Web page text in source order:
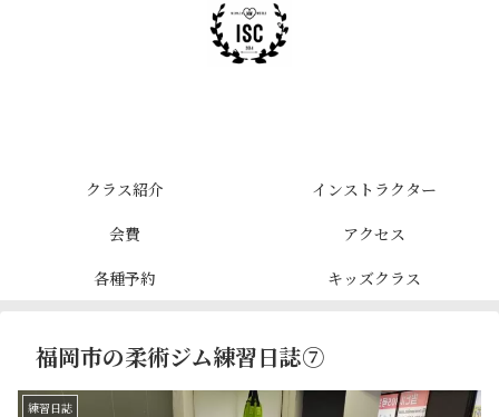
クラス紹介
インストラクター
会費
アクセス
各種予約
キッズクラス
福岡市の柔術ジム練習日誌⑦
練習日誌